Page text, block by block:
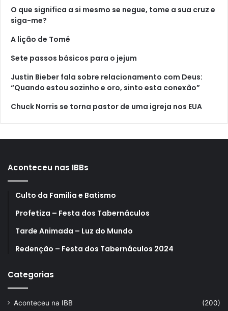
O que significa a si mesmo se negue, tome a sua cruz e
siga-me?
A lição de Tomé
Sete passos básicos para o jejum
Justin Bieber fala sobre relacionamento com Deus:
“Quando estou sozinho e oro, sinto esta conexão”
Chuck Norris se torna pastor de uma igreja nos EUA
Aconteceu nas IBBs
Culto da Familia e Batismo
Profetiza – Festa dos Tabernáculos
Tarde Animada – Luz do Mundo
Redenção – Festa dos Tabernáculos 2024
Categorias
Aconteceu na IBB
(200)